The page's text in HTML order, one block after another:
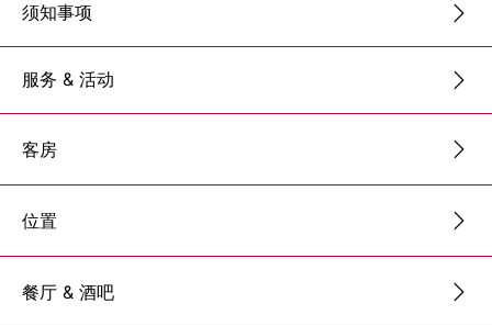
须知事项
服务 & 活动
客房
位置
餐厅 & 酒吧